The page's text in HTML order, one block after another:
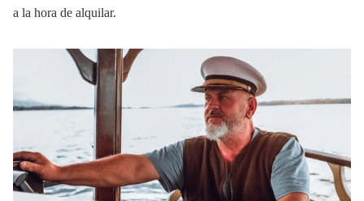
a la hora de alquilar.